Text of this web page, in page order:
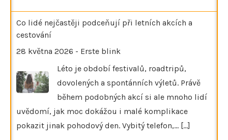
Co lidé nejčastěji podceňují při letních akcích a
cestování
28 května 2026 - Erste blink
Léto je období festivalů, roadtripů,
dovolených a spontánních výletů. Právě
během podobných akcí si ale mnoho lidí
uvědomí, jak moc dokážou i malé komplikace
pokazit jinak pohodový den. Vybitý telefon,… [...]